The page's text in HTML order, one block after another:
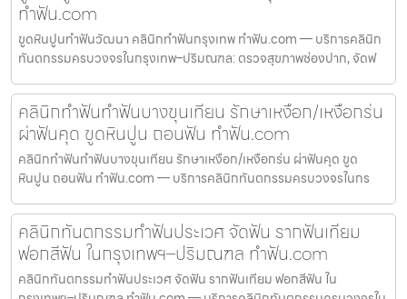
ทำฟัน.com
ขูดหินปูนทำฟันวัฒนา คลินิกทำฟันกรุงเทพ ทำฟัน.com — บริการคลินิก
ทันตกรรมครบวงจรในกรุงเทพ–ปริมณฑล: ตรวจสุขภาพช่องปาก, จัดฟ
คลินิกทำฟันทำฟันบางขุนเทียน รักษาเหงือก/เหงือกร่น
ผ่าฟันคุด ขูดหินปูน ถอนฟัน ทำฟัน.com
คลินิกทำฟันทำฟันบางขุนเทียน รักษาเหงือก/เหงือกร่น ผ่าฟันคุด ขูด
หินปูน ถอนฟัน ทำฟัน.com — บริการคลินิกทันตกรรมครบวงจรในกร
คลินิกทันตกรรมทำฟันประเวศ จัดฟัน รากฟันเทียม
ฟอกสีฟัน ในกรุงเทพฯ–ปริมณฑล ทำฟัน.com
คลินิกทันตกรรมทำฟันประเวศ จัดฟัน รากฟันเทียม ฟอกสีฟัน ใน